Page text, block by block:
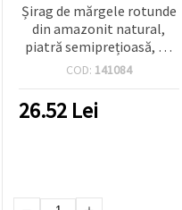
Șirag de mărgele rotunde
din amazonit natural,
piatră semiprețioasă, 10
mm, multicolore
COD: 141084
26.52 Lei